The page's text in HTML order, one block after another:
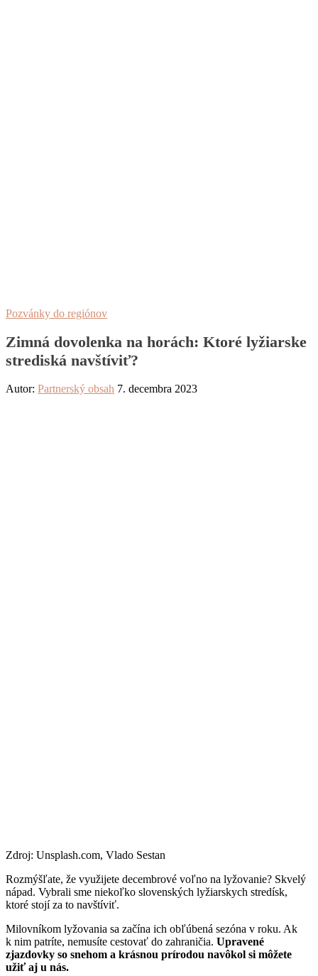
Pozvánky do regiónov
Zimná dovolenka na horách: Ktoré lyžiarske
strediská navštíviť?
Autor: Partnerský obsah 7. decembra 2023
Zdroj: Unsplash.com, Vlado Sestan
Rozmýšľate, že využijete decembrové voľno na lyžovanie? Skvelý
nápad. Vybrali sme niekoľko slovenských lyžiarskych stredísk,
ktoré stojí za to navštíviť.
Milovníkom lyžovania sa začína ich obľúbená sezóna v roku. Ak
k nim patríte, nemusíte cestovať do zahraničia. Upravené
zjazdovky so snehom a krásnou prírodou navôkol si môžete
užiť aj u nás.